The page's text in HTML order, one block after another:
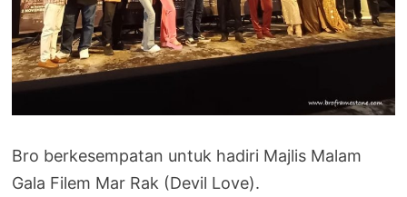
Bro berkesempatan untuk hadiri Majlis Malam
Gala Filem Mar Rak (Devil Love).